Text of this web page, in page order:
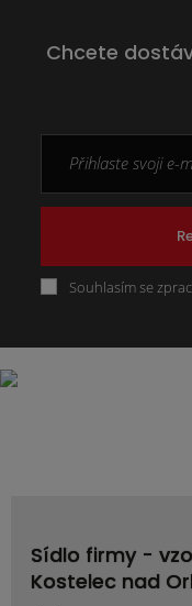
Chcete
Souhlasím se
Sídlo firmy -
Kostelec nad